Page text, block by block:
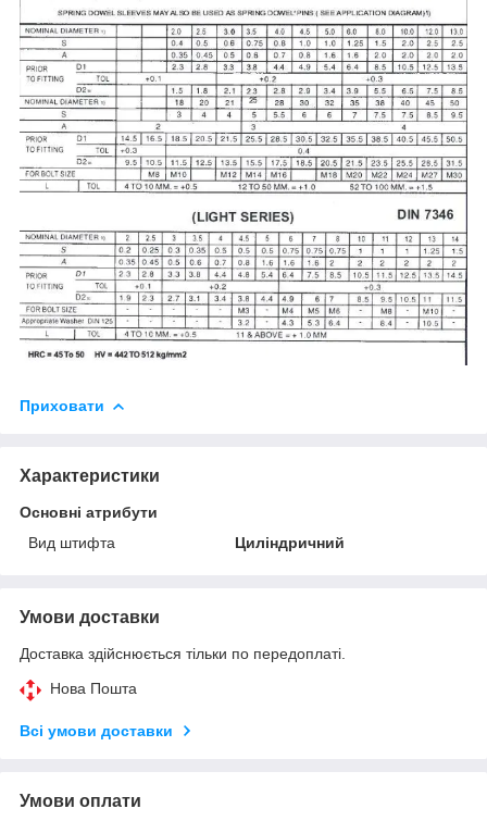
Приховати
Характеристики
Основні атрибути
Вид штифта
Циліндричний
Умови доставки
Доставка здійснюється тільки по передоплаті.
Нова Пошта
Всі умови доставки
Умови оплати